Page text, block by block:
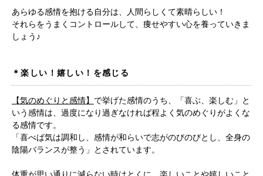
あらゆる感情を抱ける自分は、人間らしくて素晴らしい！
それらをうまくコントロールして、痩せやすい心を養っていきま
しょう♪
＊楽しい！嬉しい！を感じる
【気のめぐりと感情】 で挙げた感情のうち、「喜ぶ、楽しむ」と
いう感情は、過度になり過ぎなければ程よく気のめぐりがよくな
る感情です。
「喜べば気は調和し、感情が和らいで志がのびのびとし、全身の
陰陽バランスが整う」とされています。